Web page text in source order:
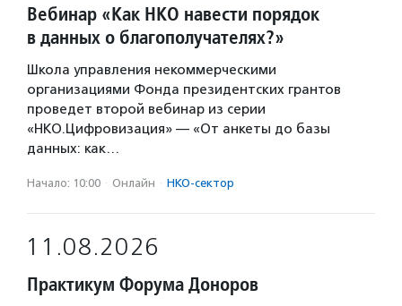
Вебинар «Как НКО навести порядок
в данных о благополучателях?»
Школа управления некоммерческими
организациями Фонда президентских грантов
проведет второй вебинар из серии
«НКО.Цифровизация» — «От анкеты до базы
данных: как…
Начало: 10:00 · Онлайн · НКО-сектор
11.08.2026
Практикум Форума Доноров